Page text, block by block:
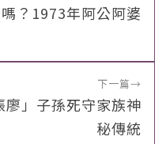
？1973年阿公阿婆
下一篇→
」子孫死守家族神
秘傳統